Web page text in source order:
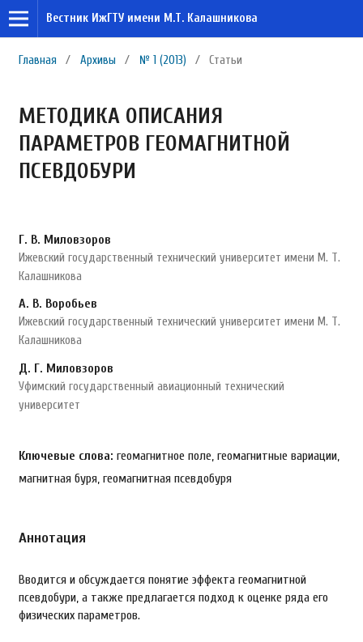
Вестник ИжГТУ имени М.Т. Калашникова
Главная / Архивы / № 1 (2013) / Статьи
МЕТОДИКА ОПИСАНИЯ
ПАРАМЕТРОВ ГЕОМАГНИТНОЙ
ПСЕВДОБУРИ
Г. В. Миловзоров
Ижевский государственный технический университет имени М. Т.
Калашникова
А. В. Воробьев
Ижевский государственный технический университет имени М. Т.
Калашникова
Д. Г. Миловзоров
Уфимский государственный авиационный технический
университет
Ключевые слова: геомагнитное поле, геомагнитные вариации,
магнитная буря, геомагнитная псевдобуря
Аннотация
Вводится и обсуждается понятие эффекта геомагнитной
псевдобури, а также предлагается подход к оценке ряда его
физических параметров.